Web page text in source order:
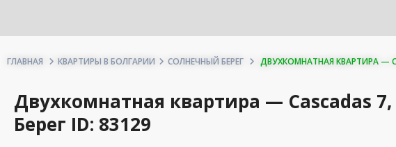
ГЛАВНАЯ КВАРТИРЫ В БОЛГАРИИ СОЛНЕЧНЫЙ БЕРЕГ ДВУХКОМНАТНАЯ КВАРТИРА —
Двухкомнатная квартира — Cascadas
Берег ID: 83129